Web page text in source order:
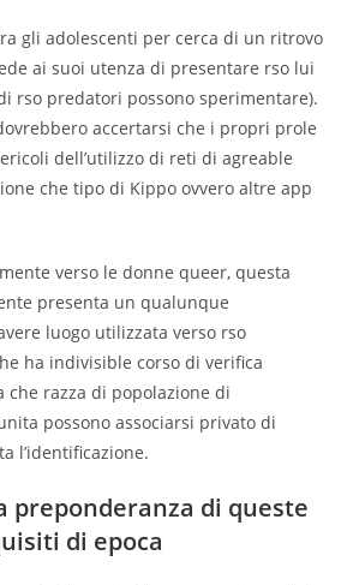
gli adolescenti per cerca di un ritrovo
ai suoi utenza di presentare rso lui
rso predatori possono sperimentare).
accertarsi che i propri prole
dell’utilizzo di reti di agreable
che tipo di Kippo ovvero altre app
verso le donne queer, questa
presenta un qualunque
luogo utilizzata verso rso
ha indivisible corso di verifica
che razza di popolazione di
possono associarsi privato di
l’identificazione.
preponderanza di queste
di epoca